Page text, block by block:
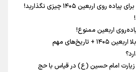
مرز شلمچه تا شهرهای زیارتی
اربعین ۱۴۰۵ چیزی نگذارید!
اربعین ممنوع!
تاریخ‌های مهم
زیارت امام حسین (ع) در قیاس با حج